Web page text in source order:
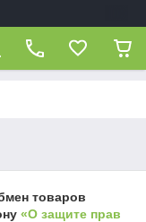
товаров
«О защите прав